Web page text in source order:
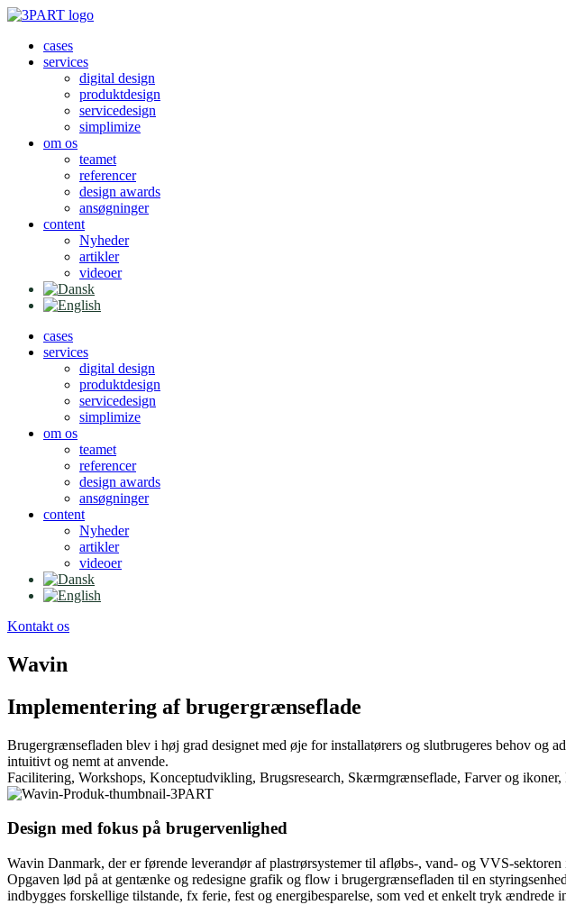
Videre
indholdcases
services
digital design
produktdesign
servicedesign
simplimize
om os
teamet
referencer
design awards
ansøgninger
content
Nyheder
artikler
videoer
cases
services
digital design
produktdesign
servicedesign
simplimize
om os
teamet
referencer
design awards
ansøgninger
content
Nyheder
artikler
videoer
Kontakt os
Wavin
Implementering af brugergrænseflade
Brugergrænsefladen blev i høj grad designet med øje for installatørers og slutbrugeres behov og
intuitivt og nemt at anvende.
Facilitering, Workshops, Konceptudvikling, Brugsresearch, Skærmgrænseflade, Farver og
Design med fokus på brugervenlighed
Wavin Danmark, der er førende leverandør af plastrørsystemer til afløbs-, vand- og VVS-
Opgaven lød på at gentænke og redesigne grafik og flow i brugergrænsefladen til en
indbygges forskellige tilstande, fx ferie, fest og energibesparelse, som ved et enkelt tryk ændrede